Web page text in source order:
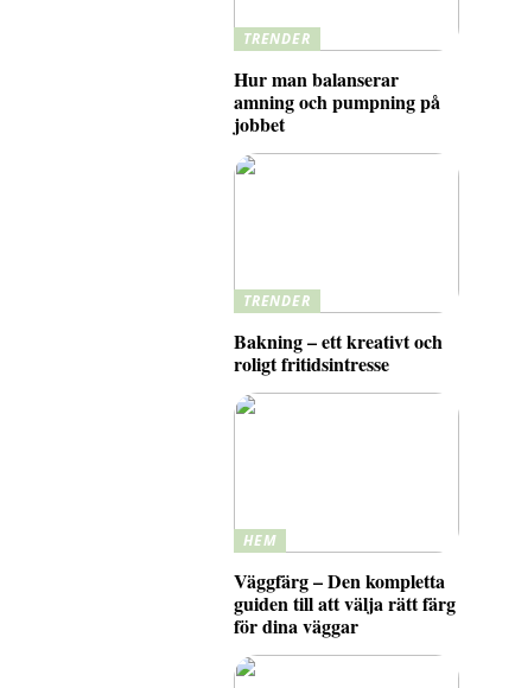
TRENDER
Hur man balanserar
amning och pumpning på
jobbet
TRENDER
Bakning – ett kreativt och
roligt fritidsintresse
HEM
Väggfärg – Den kompletta
guiden till att välja rätt färg
för dina väggar